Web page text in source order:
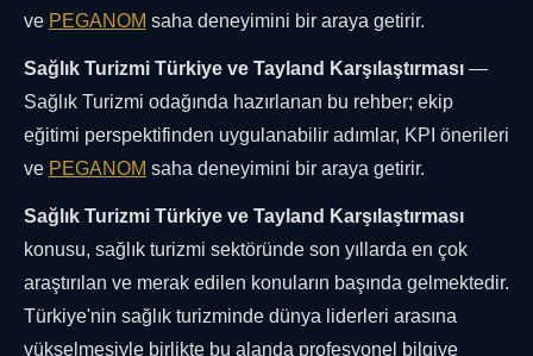
ve PEGANOM saha deneyimini bir araya getirir.
Sağlık Turizmi Türkiye ve Tayland Karşılaştırması —
Sağlık Turizmi odağında hazırlanan bu rehber; ekip
eğitimi perspektifinden uygulanabilir adımlar, KPI önerileri
ve PEGANOM saha deneyimini bir araya getirir.
Sağlık Turizmi Türkiye ve Tayland Karşılaştırması
konusu, sağlık turizmi sektöründe son yıllarda en çok
araştırılan ve merak edilen konuların başında gelmektedir.
Türkiye'nin sağlık turizminde dünya liderleri arasına
yükselmesiyle birlikte bu alanda profesyonel bilgiye